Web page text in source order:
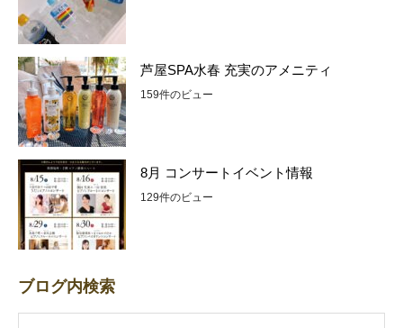
芦屋SPA水春 充実のアメニティ
159件のビュー
8月 コンサートイベント情報
129件のビュー
ブログ内検索